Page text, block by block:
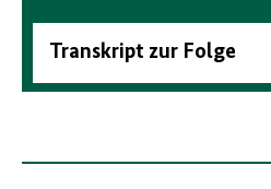
Transkript zur Folge